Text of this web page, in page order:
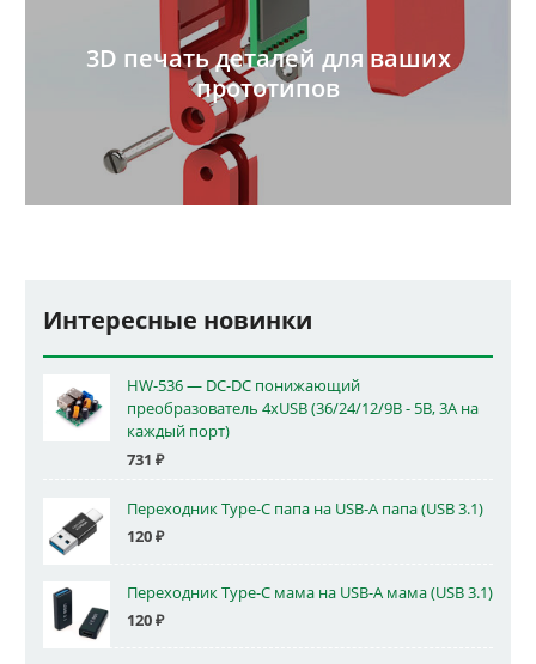
3D печать деталей для ваших
прототипов
Интересные новинки
HW-536 — DC-DC понижающий
преобразователь 4xUSB (36/24/12/9В - 5В, 3А на
каждый порт)
731 ₽
Переходник Type-C папа на USB-A папа (USB 3.1)
120₽
Переходник Type-C мама на USB-A мама (USB 3.1)
120₽